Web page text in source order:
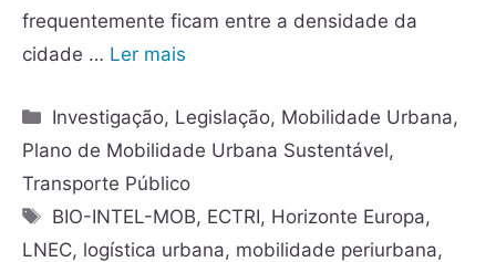
frequentemente ficam entre a densidade da
cidade … Ler mais
Investigação, Legislação, Mobilidade Urbana,
Plano de Mobilidade Urbana Sustentável,
Transporte Público
BIO-INTEL-MOB, ECTRI, Horizonte Europa,
LNEC, logística urbana, mobilidade periurbana,